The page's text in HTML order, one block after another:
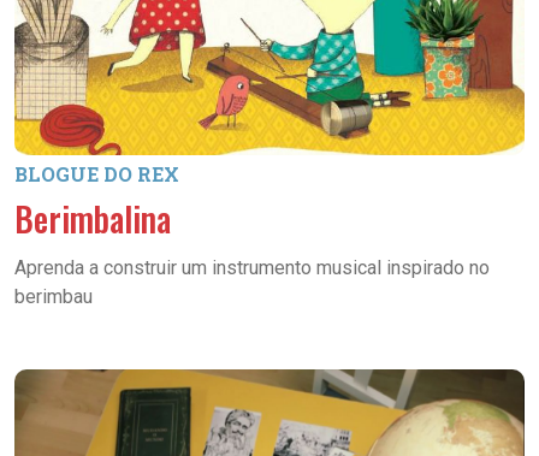
BLOGUE DO REX
Berimbalina
Aprenda a construir um instrumento musical inspirado no
berimbau